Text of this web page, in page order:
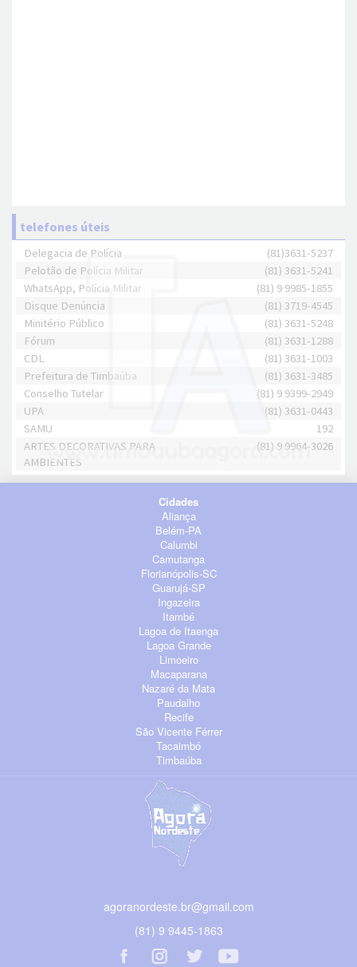
telefones úteis
Delegacia de Polícia
(81)3631-5237
Pelotão de Polícia Militar
(81) 3631-5241
WhatsApp, Polícia Militar
(81) 9 9985-1855
Disque Denúncia
(81) 3719-4545
Minitério Público
(81) 3631-5248
Fórum
(81) 3631-1288
CDL
(81) 3631-1003
Prefeitura de Timbaúba
(81) 3631-3485
Conselho Tutelar
(81) 9 9399-2949
UPA
(81) 3631-0443
SAMU
192
ARTES DECORATIVAS PARA
AMBIENTES
(81) 9 9964-3026
Cidades
Aliança
Belém-PA
Calumbi
Camutanga
Florianópolis-SC
Guarujá-SP
Ingazeira
Itambé
Lagoa de Itaenga
Lagoa Grande
Limoeiro
Macaparana
Nazaré da Mata
Paudalho
Recife
São Vicente Férrer
Tacaimbó
Timbaúba
agoranordeste.br@gmail.com
(81) 9 9445-1863